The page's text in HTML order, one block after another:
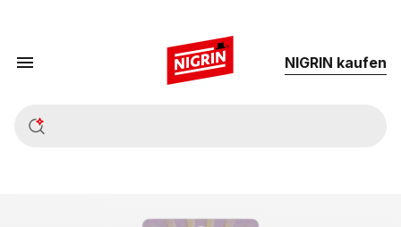
NIG­RIN kau­fen